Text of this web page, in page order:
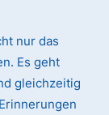
nur das
Es geht
gleichzeitig